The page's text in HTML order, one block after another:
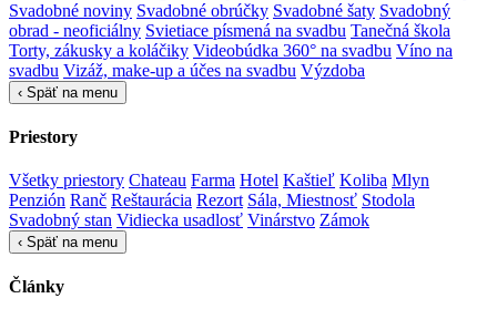
Svadobné noviny Svadobné obrúčky Svadobné šaty Svadobný
obrad - neoficiálny Svietiace písmená na svadbu Tanečná škola
Torty, zákusky a koláčiky Videobúdka 360° na svadbu Víno na
svadbu Vizáž, make-up a účes na svadbu Výzdoba
‹ Späť na menu
Priestory
Všetky priestory Chateau Farma Hotel Kaštieľ Koliba Mlyn
Penzión Ranč Reštaurácia Rezort Sála, Miestnosť Stodola
Svadobný stan Vidiecka usadlosť Vinárstvo Zámok
‹ Späť na menu
Články